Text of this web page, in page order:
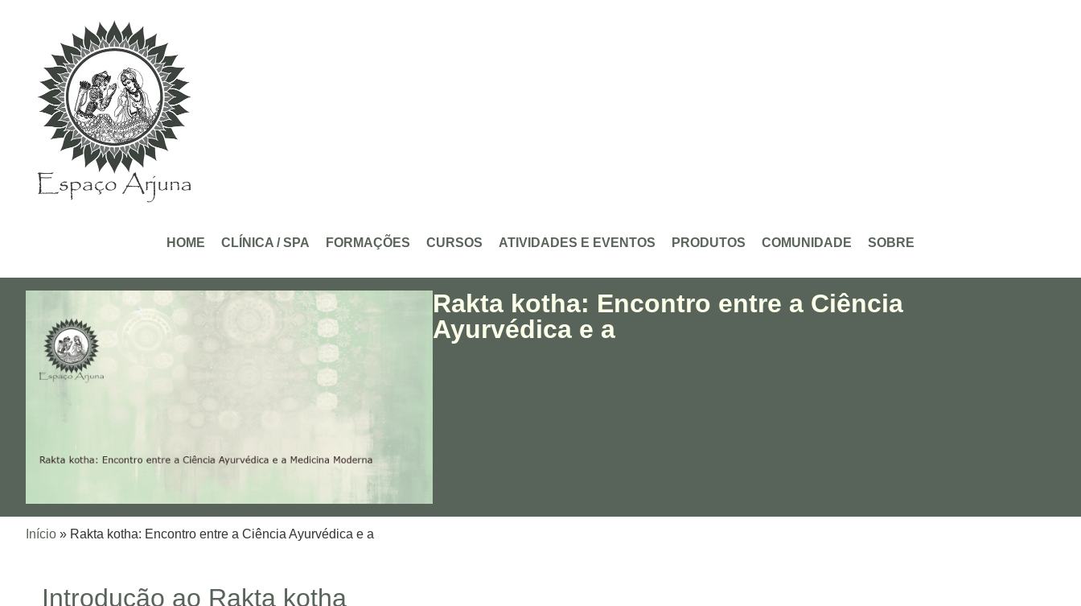
HOME CLÍNICA / SPA FORMAÇÕES CURSOS ATIVIDADES E EVENTOS PRODUTOS COMUNIDADE SOBRE
Rakta kotha: Encontro entre a Ciência
Ayurvédica e a
Início » Rakta kotha: Encontro entre a Ciência Ayurvédica e a
Introdução ao Rakta kotha